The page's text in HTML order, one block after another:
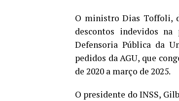
O ministro Dias Toffoli,
descontos indevidos
Defensoria Pública da
pedidos da AGU, que
de 2020 a março de 2025.
O presidente do INSS,